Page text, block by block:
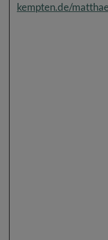
kempten.de/